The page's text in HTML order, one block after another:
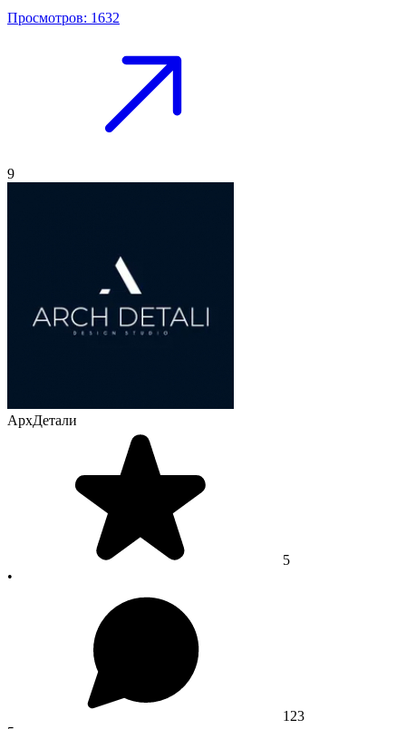
Просмотров: 1632
9
АрхДетали
5
•
123